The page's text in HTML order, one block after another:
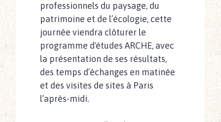
professionnels du paysage, du
patrimoine et de l’écologie, cette
journée viendra clôturer le
programme d'études ARCHE, avec
la présentation de ses résultats,
des temps d’échanges en matinée
et des visites de sites à Paris
l’après-midi.